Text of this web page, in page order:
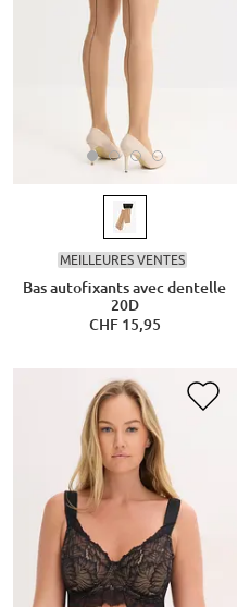
MEILLEURES VENTES
Bas autofixants avec dentelle
20D
CHF 15,95